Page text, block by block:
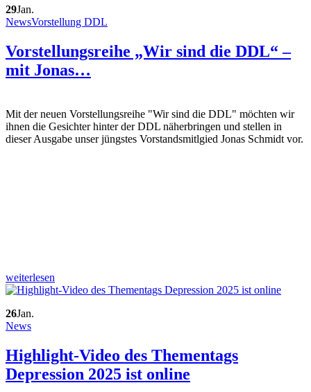
29Jan.
NewsVorstellung DDL
Vorstellungsreihe „Wir sind die DDL“ –
mit Jonas…
Mit der neuen Vorstellungsreihe "Wir sind die DDL" möchten wir
ihnen die Gesichter hinter der DDL näherbringen und stellen in
dieser Ausgabe unser jüngstes Vorstandsmitlgied Jonas Schmidt vor.
weiterlesen
26Jan.
News
Highlight-Video des Thementags
Depression 2025 ist online